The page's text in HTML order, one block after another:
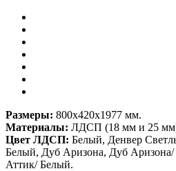
Размеры: 800х420х1977 мм.
Материалы: ЛДСП (18 мм и 25
Цвет ЛДСП: Белый, Денвер
Белый, Дуб Аризона, Дуб
Аттик/ Белый.